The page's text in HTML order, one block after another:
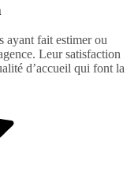
ayant fait estimer ou
Leur satisfaction
d’accueil qui font la